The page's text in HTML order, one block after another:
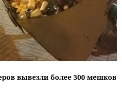
вывезли более 300 мешков